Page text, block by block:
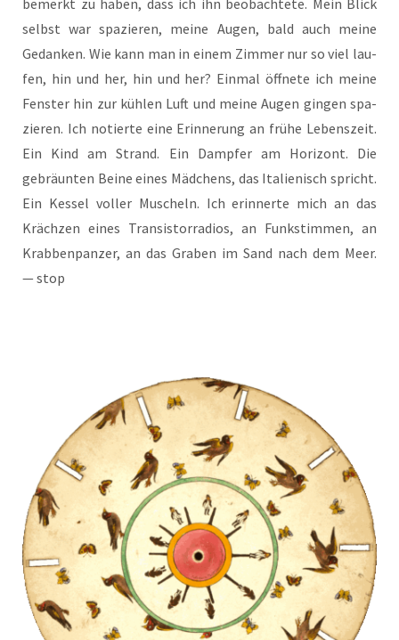
bemerkt zu haben, dass ich ihn beob­ach­te­te. Mein Blick
selbst war spa­zie­ren, mei­ne Augen, bald auch mei­ne
Gedan­ken. Wie kann man in einem Zim­mer nur so viel lau­
fen, hin und her, hin und her? Ein­mal öff­ne­te ich mei­ne
Fens­ter hin zur küh­len Luft und mei­ne Augen gin­gen spa­
zie­ren. Ich notier­te eine Erin­ne­rung an frü­he Lebens­zeit.
Ein Kind am Strand. Ein Damp­fer am Hori­zont. Die
gebräun­ten Bei­ne eines Mäd­chens, das Ita­lie­nisch spricht.
Ein Kes­sel vol­ler Muscheln. Ich erin­ner­te mich an das
Kräch­zen eines Tran­sis­tor­ra­di­os, an Funk­stim­men, an
Krab­ben­pan­zer, an das Gra­ben im Sand nach dem Meer.
— stop